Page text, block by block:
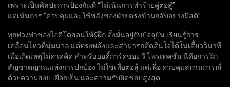
เพราะเป็นศิลปะการป้องกันที่ “ไม่เน้นการทำร้ายคู่ต่อสู้”
แต่เน้นการ “ควบคุมและใช้พลังของฝ่ายตรงข้ามกลับอย่างมีสติ”
ทุกท่วงท่าของไอคิโดสอนให้ผู้ฝึก ตั้งมั่นอยู่กับปัจจุบัน เรียนรู้การ
เคลื่อนไหวที่นุ่มนวล แต่ทรงพลังและสามารถตัดสินใจได้ในเสี้ยววินาที
เมื่อเกิดเหตุไม่คาดคิด สำหรับบอดี้การ์ดของ วี โพรเทคชั่น นี่คือการฝึก
สัญชาตญาณแห่งการปกป้อง ไม่ใช่เพื่อต่อสู้ แต่เพื่อ ควบคุมสถานการณ์
ด้วยความสงบ เยือกเย็น และความรับผิดชอบสูงสุด